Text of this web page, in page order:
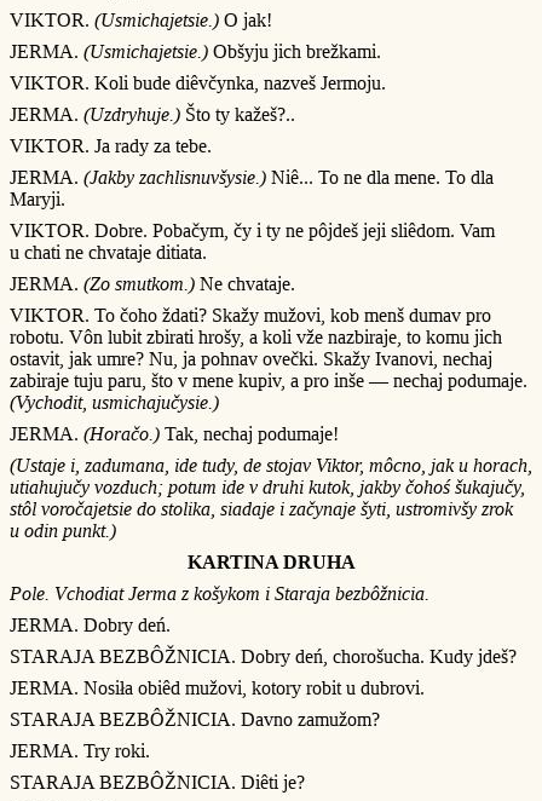
VIKTOR. (Usmichajetsie.) O jak!
JERMA. (Usmichajetsie.) Obšyju jich brežkami.
VIKTOR. Koli bude diêvčynka, nazveš Jermoju.
JERMA. (Uzdryhuje.) Što ty kažeš?..
VIKTOR. Ja rady za tebe.
JERMA. (Jakby zachlisnuvšysie.) Niê... To ne dla mene. To dla
Maryji.
VIKTOR. Dobre. Pobačym, čy i ty ne pôjdeš jeji sliêdom. Vam
u chati ne chvataje ditiata.
JERMA. (Zo smutkom.) Ne chvataje.
VIKTOR. To čoho ždati? Skažy mužovi, kob menš dumav pro
robotu. Vôn lubit zbirati hrošy, a koli vže nazbiraje, to komu jich
ostavit, jak umre? Nu, ja pohnav ovečki. Skažy Ivanovi, nechaj
zabiraje tuju paru, što v mene kupiv, a pro inše — nechaj podumaje.
(Vychodit, usmichajučysie.)
JERMA. (Horačo.) Tak, nechaj podumaje!
(Ustaje i, zadumana, ide tudy, de stojav Viktor, môcno, jak u horach,
utiahujučy vozduch; potum ide v druhi kutok, jakby čohoś šukajučy,
stôl voročajetsie do stolika, siadaje i začynaje šyti, ustromivšy zrok
u odin punkt.)
KARTINA DRUHA
Pole. Vchodiat Jerma z košykom i Staraja bezbôžnicia.
JERMA. Dobry deń.
STARAJA BEZBÔŽNICIA. Dobry deń, chorošucha. Kudy jdeš?
JERMA. Nosiła obiêd mužovi, kotory robit u dubrovi.
STARAJA BEZBÔŽNICIA. Davno zamužom?
JERMA. Try roki.
STARAJA BEZBÔŽNICIA. Diêti je?